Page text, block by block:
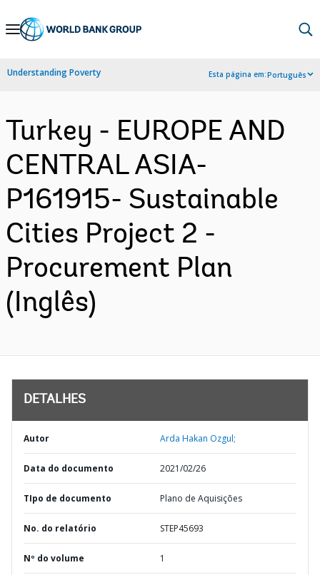
Skip
Navigation
Understanding Poverty Esta página em:Português
Turkey - EUROPE AND
CENTRAL ASIA-
P161915- Sustainable
Cities Project 2 -
Procurement Plan
(Inglês)
DETALHES
Autor Arda Hakan Ozgul;
Data do documento 2021/02/26
TIpo de documento Plano de Aquisições
No. do relatório STEP45693
Nº do volume 1